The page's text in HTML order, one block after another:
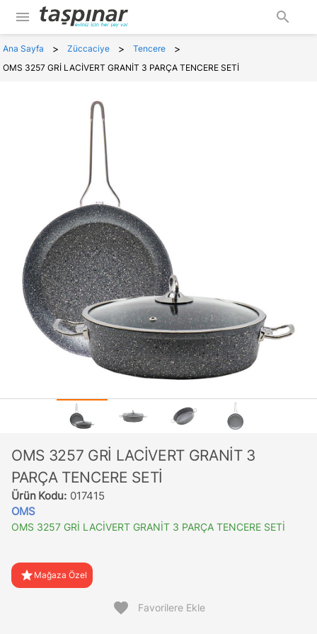
menu search
Ana Sayfa > Züccaciye > Tencere >
OMS 3257 GRİ LACİVERT GRANİT 3 PARÇA TENCERE SETİ
OMS 3257 GRİ LACİVERT GRANİT 3
PARÇA TENCERE SETİ
Ürün Kodu: 017415
OMS
OMS 3257 GRİ LACİVERT GRANİT 3 PARÇA TENCERE SETİ
star Mağaza Özel
favorite Favorilere Ekle